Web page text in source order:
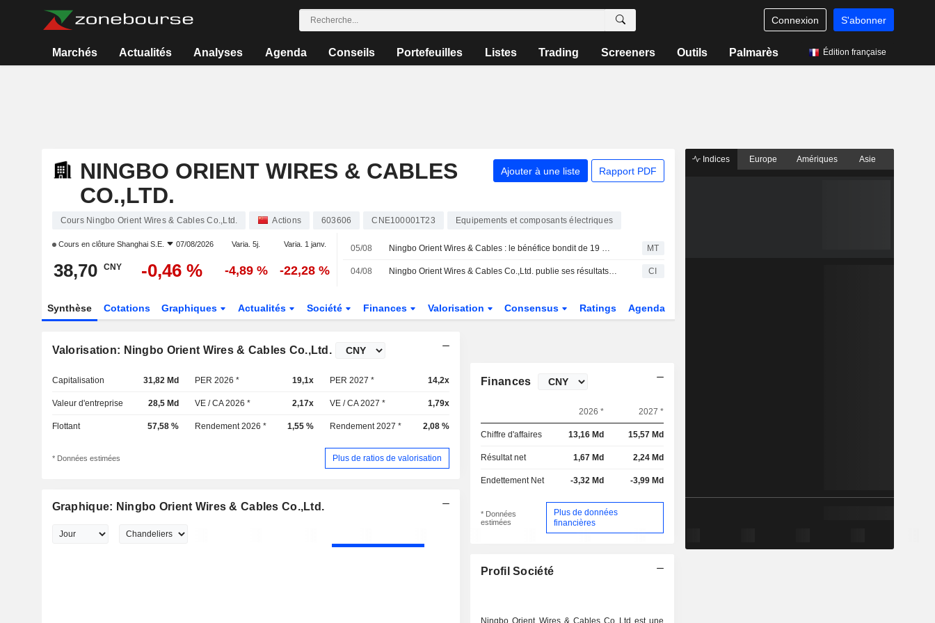
Connexion S'abonner
Marchés Actualités Analyses Agenda Conseils Portefeuilles Listes Trading Screeners Outils Palmarès Édition française
NINGBO ORIENT WIRES & CABLES
CO.,LTD.
Ajouter à une liste Rapport PDF
Cours Ningbo Orient Wires & Cables Co.,Ltd. Actions 603606 CNE100001T23 Equipements et composants électriques
Cours en clôture Shanghai S.E. 07/08/2026 Varia. 5j. Varia. 1 janv.
38,70 CNY -0,46 % -4,89 % -22,28 %
05/08 Ningbo Orient Wires & Cables : le bénéfice bondit de 19 % au premier semestre, le titre recule de 4 % MT
04/08 Ningbo Orient Wires & Cables Co.,Ltd. publie ses résultats pour le premier semestre clos le 30 juin 2026 CI
Synthèse Cotations Graphiques Actualités Société Finances Valorisation Consensus Ratings Agenda
Valorisation: Ningbo Orient Wires & Cables Co.,Ltd.
Capitalisation 31,82 Md PER 2026 * 19,1x PER 2027 * 14,2x
Valeur d'entreprise 28,5 Md VE / CA 2026 * 2,17x VE / CA 2027 * 1,79x
Flottant 57,58 % Rendement 2026 * 1,55 % Rendement 2027 * 2,08 %
* Données estimées Plus de ratios de valorisation
Graphique: Ningbo Orient Wires & Cables Co.,Ltd.
Finances
2026 * 2027 *
Chiffre d'affaires 13,16 Md 15,57 Md
Résultat net 1,67 Md 2,24 Md
Endettement Net -3,32 Md -3,99 Md
* Données
estimées
Plus de données
financières
Profil Société
Ningbo Orient Wires & Cables Co Ltd est une
Indices Europe Amériques Asie